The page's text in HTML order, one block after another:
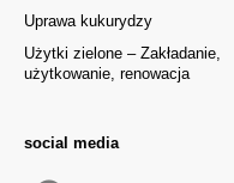
Uprawa kukurydzy
Użytki zielone – Zakładanie,
użytkowanie, renowacja
social media